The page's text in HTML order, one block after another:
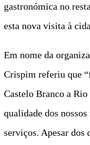
gastronómica no
esta nova visita à
Em nome da
Crispim referiu que
Castelo Branco a
qualidade dos
serviços. Apesar dos